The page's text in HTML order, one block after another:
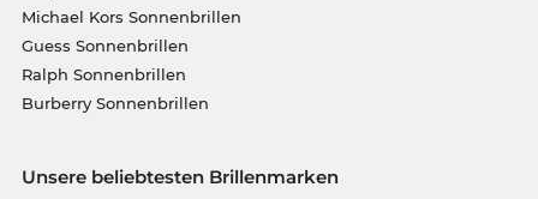
Michael Kors Sonnenbrillen
Guess Sonnenbrillen
Ralph Sonnenbrillen
Burberry Sonnenbrillen
Unsere beliebtesten Brillenmarken